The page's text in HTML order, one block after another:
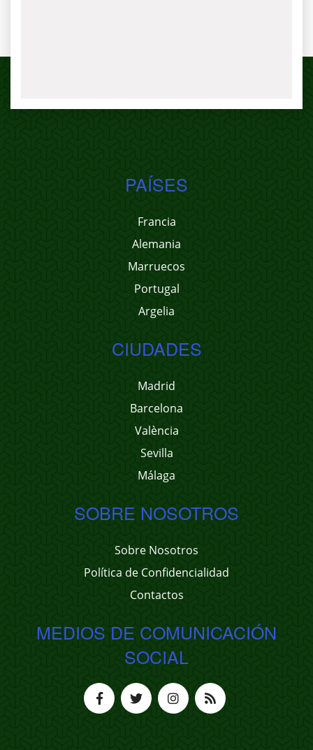
PAÍSES
Francia
Alemania
Marruecos
Portugal
Argelia
CIUDADES
Madrid
Barcelona
València
Sevilla
Málaga
SOBRE NOSOTROS
Sobre Nosotros
Política de Confidencialidad
Contactos
MEDIOS DE COMUNICACIÓN
SOCIAL